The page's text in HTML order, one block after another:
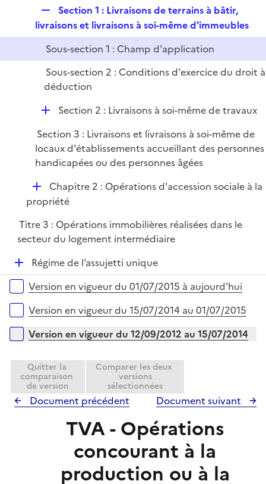
r
p
l
i
e
r
e
p
l
e
Section 1 : Livraisons de terrains à bâtir,
livraisons et livraisons à soi-même d'immeubles
Sous-section 1 : Champ d'application
Sous-section 2 : Conditions d'exercice du droit à
déduction
D
p
l
i
e
r
Section 2 : Livraisons à soi-même de travaux
Section 3 : Livraisons et livraisons à soi-même de
locaux d'établissements accueillant des personnes
handicapées ou des personnes âgées
D
é
l
i
r
Chapitre 2 : Opérations d'accession sociale à la
propriété
Titre 3 : Opérations immobilières réalisées dans le
secteur du logement intermédiaire
D
é
p
e
Régime de l’assujetti unique
Versions sur la période
Version en vigueur du 01/07/2015 à aujourd'hui
Version en vigueur du 15/07/2014 au 01/07/2015
Version en vigueur du 12/09/2012 au 15/07/2014
Quitter la
comparaison
de version
Comparer les deux
versions
sélectionnées
Document précédent Document suivant
TVA - Opérations
concourant à la
production ou à la